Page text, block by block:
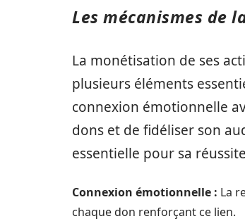
Les mécanismes de
La monétisation de ses
plusieurs éléments
connexion émotionnelle
dons et de fidéliser son
essentielle pour sa
Connexion émotionnelle : La
chaque don renforçant ce lien.